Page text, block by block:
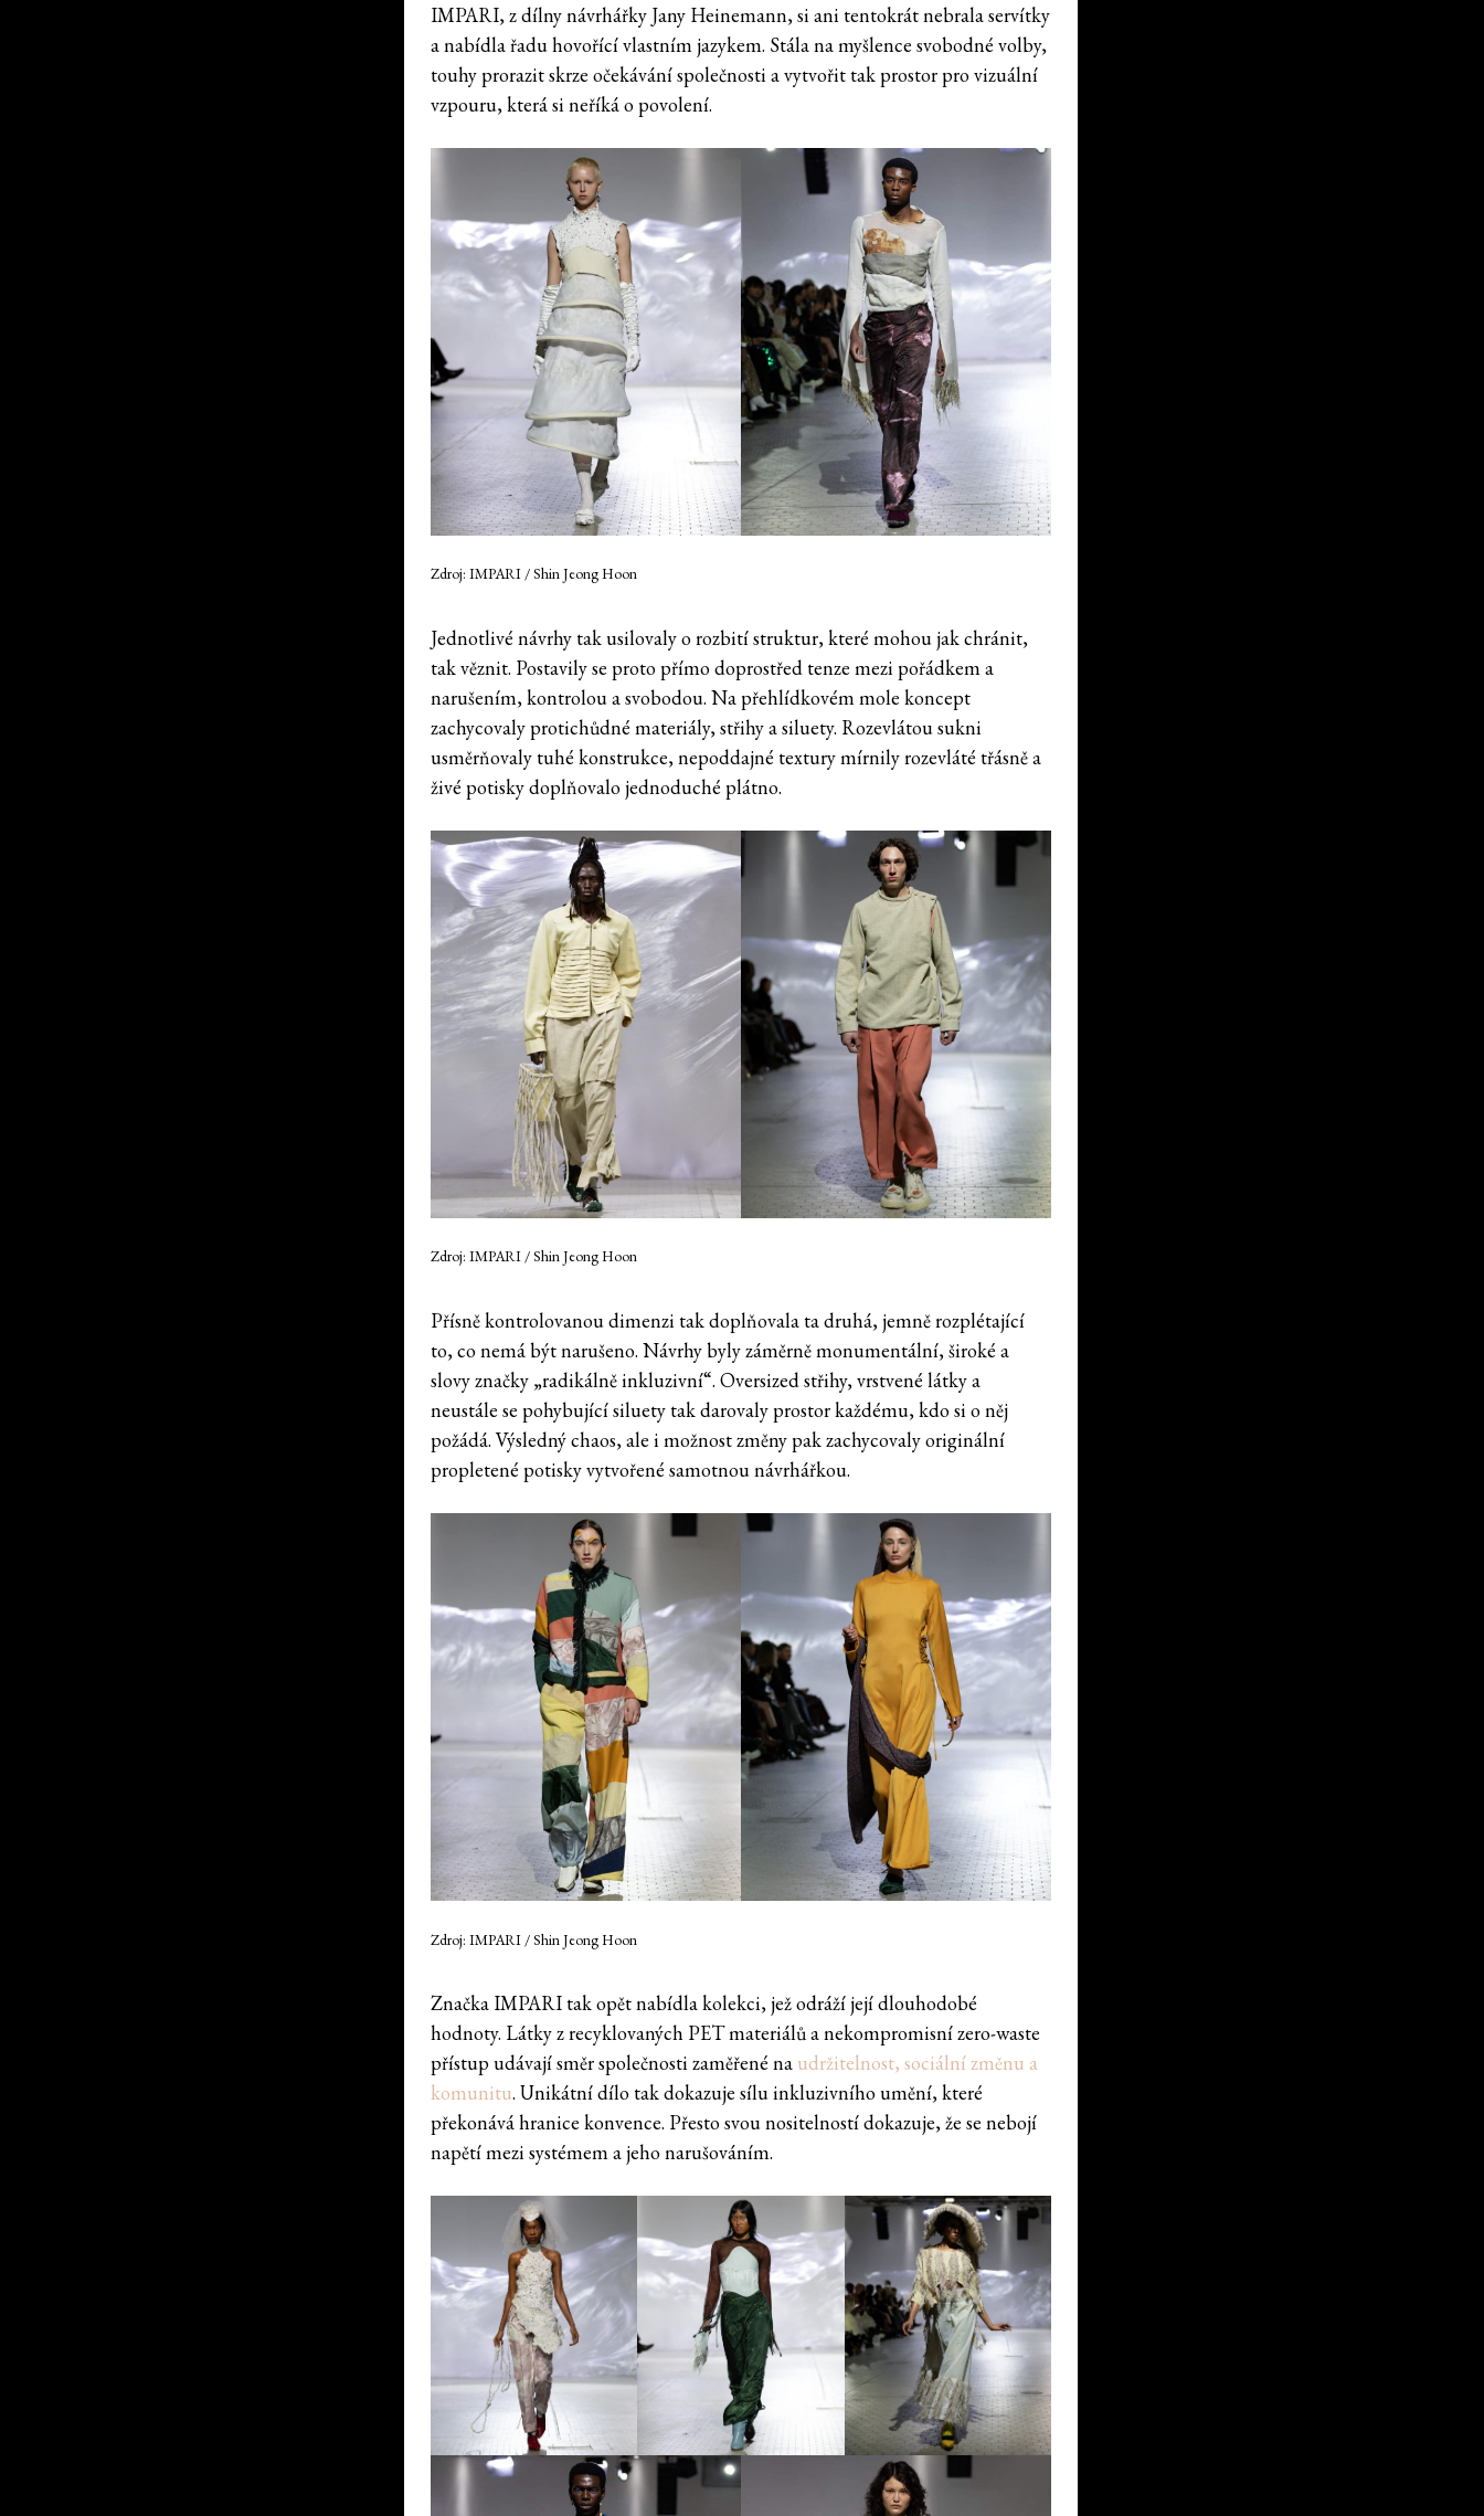
IMPARI, z dílny návrhářky Jany Heinemann, si ani tentokrát nebrala servítky
a nabídla řadu hovořící vlastním jazykem. Stála na myšlence svobodné volby,
touhy prorazit skrze očekávání společnosti a vytvořit tak prostor pro vizuální
vzpouru, která si neříká o povolení.
Zdroj: IMPARI / Shin Jeong Hoon
Jednotlivé návrhy tak usilovaly o rozbití struktur, které mohou jak chránit,
tak věznit. Postavily se proto přímo doprostřed tenze mezi pořádkem a
narušením, kontrolou a svobodou. Na přehlídkovém mole koncept
zachycovaly protichůdné materiály, střihy a siluety. Rozevlátou sukni
usměrňovaly tuhé konstrukce, nepoddajné textury mírnily rozevláté třásně a
živé potisky doplňovalo jednoduché plátno.
Zdroj: IMPARI / Shin Jeong Hoon
Přísně kontrolovanou dimenzi tak doplňovala ta druhá, jemně rozplétající
to, co nemá být narušeno. Návrhy byly záměrně monumentální, široké a
slovy značky „radikálně inkluzivní“. Oversized střihy, vrstvené látky a
neustále se pohybující siluety tak darovaly prostor každému, kdo si o něj
požádá. Výsledný chaos, ale i možnost změny pak zachycovaly originální
propletené potisky vytvořené samotnou návrhářkou.
Zdroj: IMPARI / Shin Jeong Hoon
Značka IMPARI tak opět nabídla kolekci, jež odráží její dlouhodobé
hodnoty. Látky z recyklovaných PET materiálů a nekompromisní zero-waste
přístup udávají směr společnosti zaměřené na udržitelnost, sociální změnu a
komunitu. Unikátní dílo tak dokazuje sílu inkluzivního umění, které
překonává hranice konvence. Přesto svou nositelností dokazuje, že se nebojí
napětí mezi systémem a jeho narušováním.